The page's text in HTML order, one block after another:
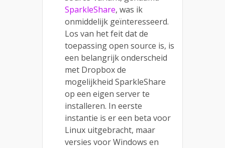
SparkleShare, was ik
onmiddelijk geïnteresseerd.
Los van het feit dat de
toepassing open source is, is
een belangrijk onderscheid
met Dropbox de
mogelijkheid SparkleShare
op een eigen server te
installeren. In eerste
instantie is er een beta voor
Linux uitgebracht, maar
versies voor Windows en